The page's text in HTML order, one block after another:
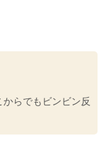
らでもビンビン反